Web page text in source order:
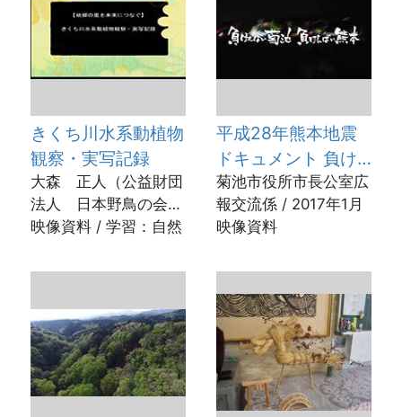
きくち川水系動植物
観察・実写記録
大森 正人（公益財団
法人 日本野鳥の会
熊本支部会員） /
映像資料 / 学習：自然
平成28年熊本地震
ドキュメント 負け
んばい菊池 負けん
ばい熊本
菊池市役所市長公室広
報交流係 / 2017年1月
映像資料